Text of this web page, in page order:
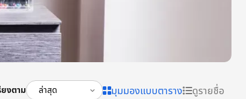
ยงตาม มุมมองแบบตาราง ดูรายชื่อ